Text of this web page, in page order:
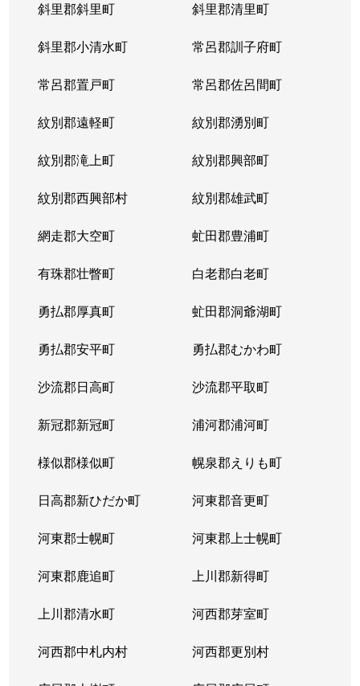
斜里郡斜里町 斜里郡清里町
斜里郡小清水町 常呂郡訓子府町
常呂郡置戸町 常呂郡佐呂間町
紋別郡遠軽町 紋別郡湧別町
紋別郡滝上町 紋別郡興部町
紋別郡西興部村 紋別郡雄武町
網走郡大空町 虻田郡豊浦町
有珠郡壮瞥町 白老郡白老町
勇払郡厚真町 虻田郡洞爺湖町
勇払郡安平町 勇払郡むかわ町
沙流郡日高町 沙流郡平取町
新冠郡新冠町 浦河郡浦河町
様似郡様似町 幌泉郡えりも町
日高郡新ひだか町 河東郡音更町
河東郡士幌町 河東郡上士幌町
河東郡鹿追町 上川郡新得町
上川郡清水町 河西郡芽室町
河西郡中札内村 河西郡更別村